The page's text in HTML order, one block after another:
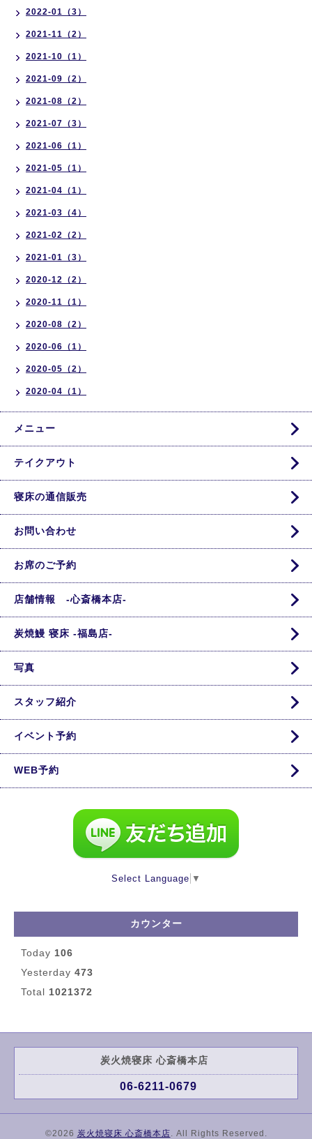
2022-01（3）
2021-11（2）
2021-10（1）
2021-09（2）
2021-08（2）
2021-07（3）
2021-06（1）
2021-05（1）
2021-04（1）
2021-03（4）
2021-02（2）
2021-01（3）
2020-12（2）
2020-11（1）
2020-08（2）
2020-06（1）
2020-05（2）
2020-04（1）
メニュー
テイクアウト
寝床の通信販売
お問い合わせ
お席のご予約
店舗情報 -心斎橋本店-
炭焼鰻 寝床 -福島店-
写真
スタッフ紹介
イベント予約
WEB予約
Select Language ▼
カウンター
Today 106
Yesterday 473
Total 1021372
炭火焼寝床 心斎橋本店
06-6211-0679
©2026 炭火焼寝床 心斎橋本店. All Rights Reserved.